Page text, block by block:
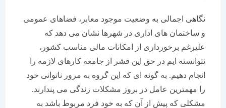
نگاهی اجمالی به وضعیت موجود معابر، فضاهای عمومی
و ساختمان های اداری در شهرها نشان می دهد که
علیرغم برخورداری از امکانات مالی مناسب کشور،
نتوانسته ایم در حق این قشر از جامعه کارهای لازمه را
انجام دهیم. به گونه ای که این گروه به مرور ناتوانی خود
را مهمترین عامل در بروز مشکلات زندگی می پندارند.
مشکلی که پیش از آن که به خود فرد مربوط باشد به